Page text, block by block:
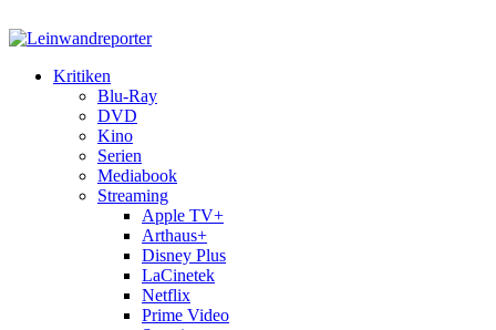
Kritiken
Blu-Ray
DVD
Kino
Serien
Mediabook
Streaming
Apple TV+
Arthaus+
Disney Plus
LaCinetek
Netflix
Prime Video